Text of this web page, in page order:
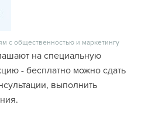
с общественностью и маркетингу
на специальную
- бесплатно можно сдать
выполнить